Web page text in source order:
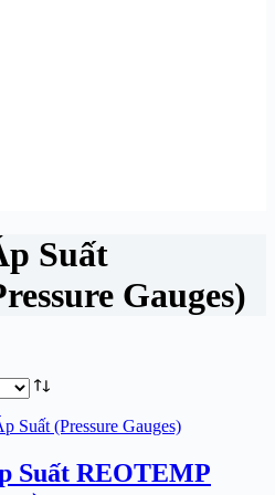
Suất
Gauges)
Suất REOTEMP